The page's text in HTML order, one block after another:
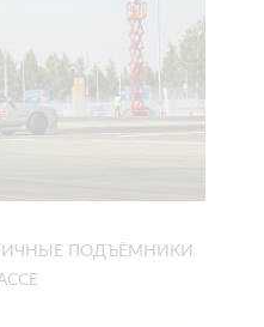
ПОДЪЁМНИКИ